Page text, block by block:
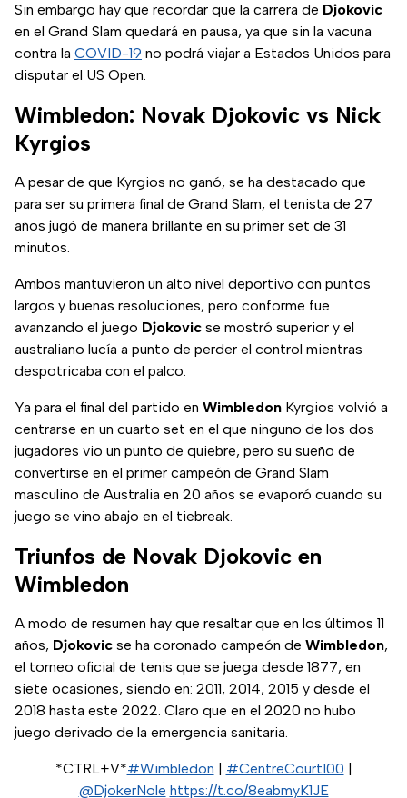
Sin embargo hay que recordar que la carrera de Djokovic
en el Grand Slam quedará en pausa, ya que sin la vacuna
contra la COVID-19 no podrá viajar a Estados Unidos para
disputar el US Open.
Wimbledon: Novak Djokovic vs Nick
Kyrgios
A pesar de que Kyrgios no ganó, se ha destacado que
para ser su primera final de Grand Slam, el tenista de 27
años jugó de manera brillante en su primer set de 31
minutos.
Ambos mantuvieron un alto nivel deportivo con puntos
largos y buenas resoluciones, pero conforme fue
avanzando el juego Djokovic se mostró superior y el
australiano lucía a punto de perder el control mientras
despotricaba con el palco.
Ya para el final del partido en Wimbledon Kyrgios volvió a
centrarse en un cuarto set en el que ninguno de los dos
jugadores vio un punto de quiebre, pero su sueño de
convertirse en el primer campeón de Grand Slam
masculino de Australia en 20 años se evaporó cuando su
juego se vino abajo en el tiebreak.
Triunfos de Novak Djokovic en
Wimbledon
A modo de resumen hay que resaltar que en los últimos 11
años, Djokovic se ha coronado campeón de Wimbledon,
el torneo oficial de tenis que se juega desde 1877, en
siete ocasiones, siendo en: 2011, 2014, 2015 y desde el
2018 hasta este 2022. Claro que en el 2020 no hubo
juego derivado de la emergencia sanitaria.
*CTRL+V*#Wimbledon | #CentreCourt100 |
@DjokerNole https://t.co/8eabmyK1JE